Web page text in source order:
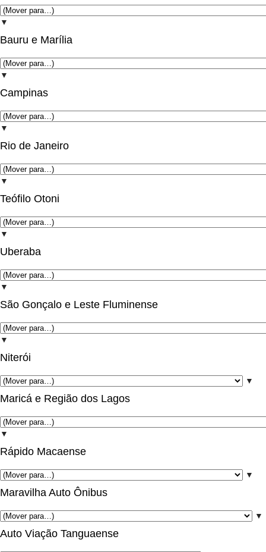
▼
Bauru e Marília
▼
Campinas
▼
Rio de Janeiro
▼
Teófilo Otoni
▼
Uberaba
▼
São Gonçalo e Leste Fluminense
▼
Niterói
▼
Maricá e Região dos Lagos
▼
Rápido Macaense
▼
Maravilha Auto Ônibus
▼
Auto Viação Tanguaense